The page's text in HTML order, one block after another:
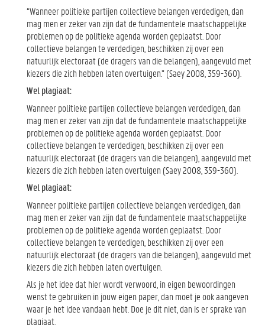
“Wanneer politieke partijen collectieve belangen verdedigen, dan
mag men er zeker van zijn dat de fundamentele maatschappelijke
problemen op de politieke agenda worden geplaatst. Door
collectieve belangen te verdedigen, beschikken zij over een
natuurlijk electoraat (de dragers van die belangen), aangevuld met
kiezers die zich hebben laten overtuigen.” (Saey 2008, 359-360).
Wel plagiaat:
Wanneer politieke partijen collectieve belangen verdedigen, dan
mag men er zeker van zijn dat de fundamentele maatschappelijke
problemen op de politieke agenda worden geplaatst. Door
collectieve belangen te verdedigen, beschikken zij over een
natuurlijk electoraat (de dragers van die belangen), aangevuld met
kiezers die zich hebben laten overtuigen (Saey 2008, 359-360).
Wel plagiaat:
Wanneer politieke partijen collectieve belangen verdedigen, dan
mag men er zeker van zijn dat de fundamentele maatschappelijke
problemen op de politieke agenda worden geplaatst. Door
collectieve belangen te verdedigen, beschikken zij over een
natuurlijk electoraat (de dragers van die belangen), aangevuld met
kiezers die zich hebben laten overtuigen.
Als je het idee dat hier wordt verwoord, in eigen bewoordingen
wenst te gebruiken in jouw eigen paper, dan moet je ook aangeven
waar je het idee vandaan hebt. Doe je dit niet, dan is er sprake van
plagiaat.